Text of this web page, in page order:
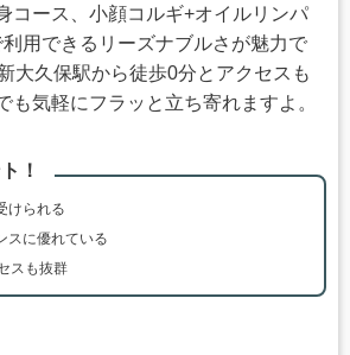
コース、小顔コルギ+オイルリンパ
用できるリーズナブルさが魅力で
大久保駅から徒歩0分とアクセスも
も気軽にフラッと立ち寄れますよ。
！
けられる
スに優れている
スも抜群